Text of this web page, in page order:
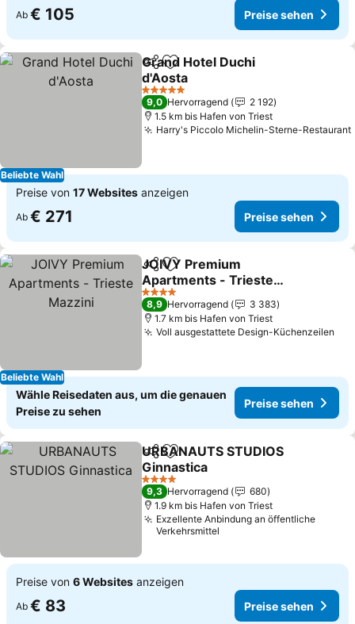
Ab € 105 Preise sehen
Beliebte Wahl
TeilenZu Favoriten hinzufügen
Grand Hotel Duchi
d'Aosta
5 Sterne
9,0 Hervorragend
2 192
1.5 km bis Hafen von Triest
Harry's Piccolo Michelin-Sterne-Restaurant
Preise von 17 Websites anzeigen
Ab € 271 Preise sehen
Beliebte Wahl
TeilenZu Favoriten hinzufügen
JOIVY Premium
Apartments - Trieste
Mazzini
4 Sterne
8,9 Hervorragend
3 383
1.7 km bis Hafen von Triest
Voll ausgestattete Design-Küchenzeilen
Wähle Reisedaten aus, um die genauen
Preise zu sehen
Preise sehen
TeilenZu Favoriten hinzufügen
URBANAUTS STUDIOS
Ginnastica
4 Sterne
9,3 Hervorragend
680
1.9 km bis Hafen von Triest
Exzellente Anbindung an öffentliche
Verkehrsmittel
Preise von 6 Websites anzeigen
Ab € 83 Preise sehen